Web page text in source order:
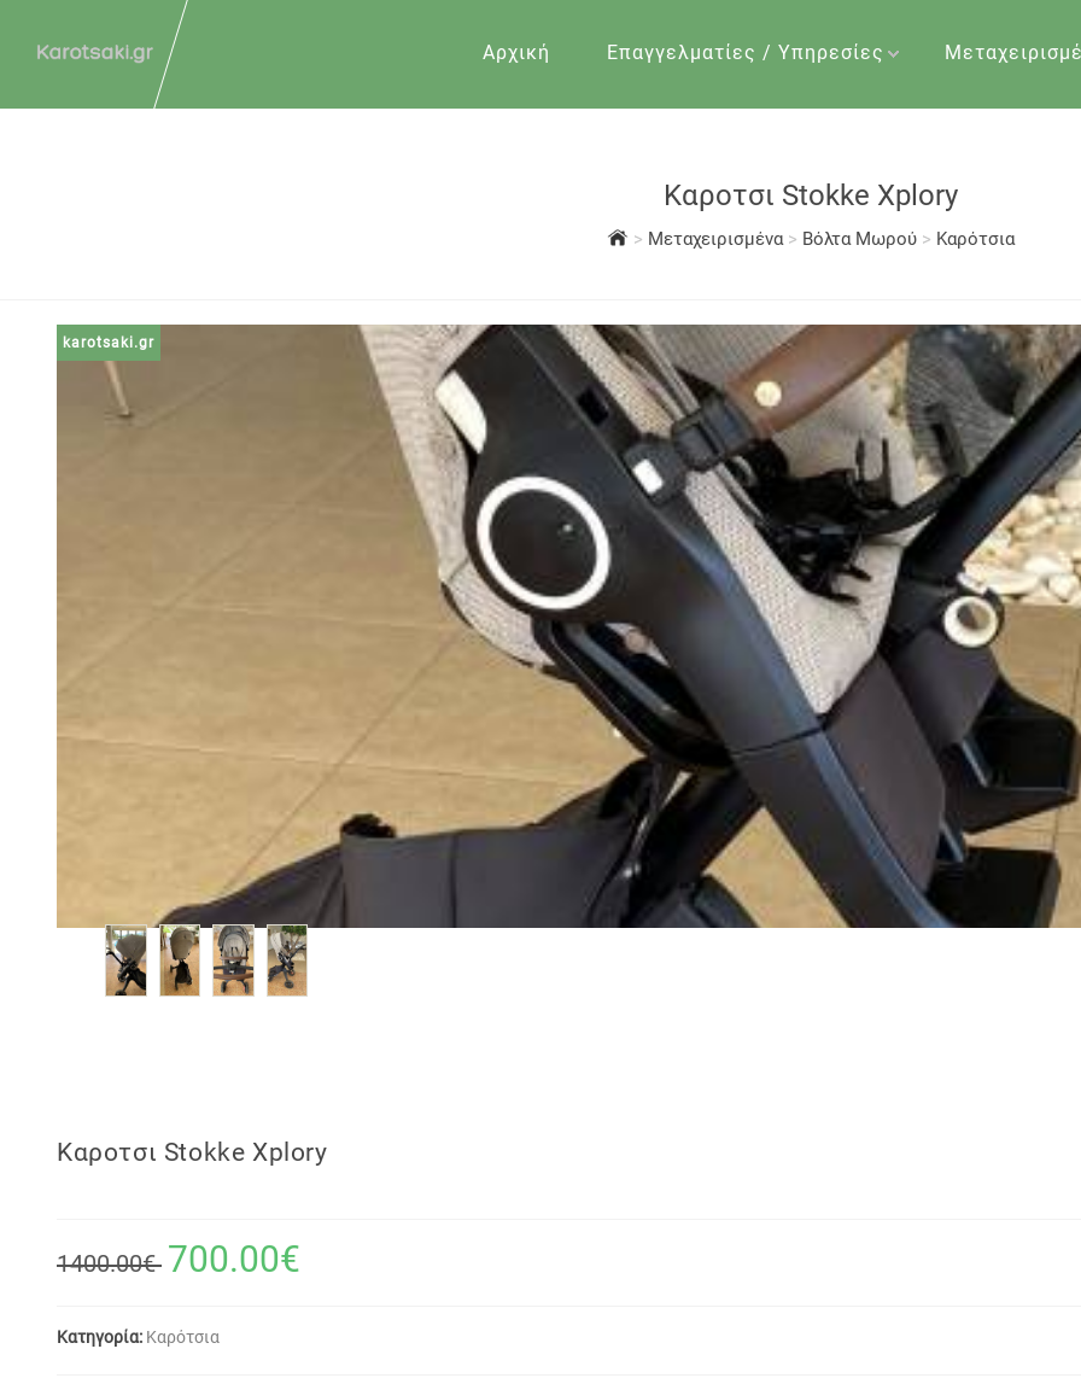
Αρχική Επαγγελματίες / Υπηρεσίες
Καροτσι Stokke Xplory
> Μεταχειρισμένα > Βόλτα Μωρού > Καρότσια
karotsaki.gr
Καροτσι Stokke Xplory
1400.00€ 700.00€
Κατηγορία: Καρότσια